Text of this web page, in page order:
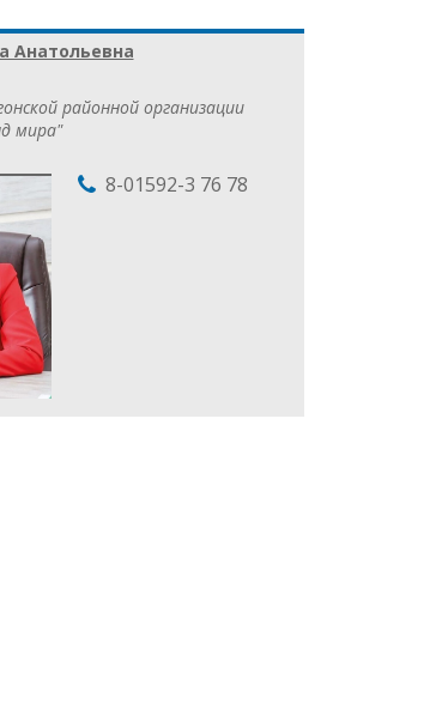
Анатольевна
районной организации
мира"
8-01592-3 76 78